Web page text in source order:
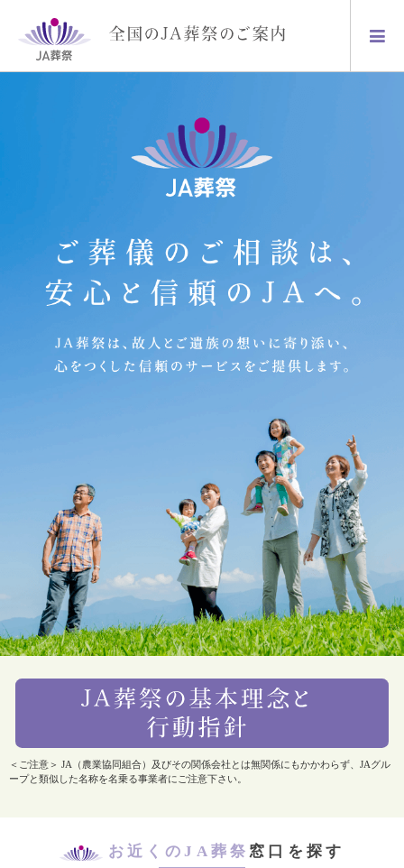
＜ご注意＞ JA（農業協同組合）及びその関係会社とは無関係にもかかわらず、JAグル
ープと類似した名称を名乗る事業者にご注意下さい。
お近くのJA葬祭 窓口を探す